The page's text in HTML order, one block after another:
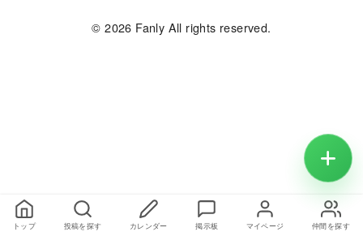
© 2026 Fanly All rights reserved.
トップ 投稿を探す カレンダー 掲示板 マイページ 仲間を探す